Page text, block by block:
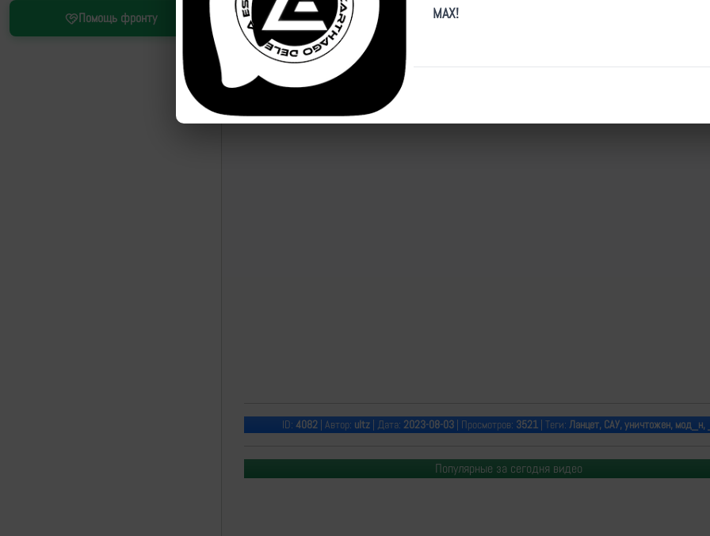
Помощь фронту
Уничтожение соседней Гвоздики:
https://lostarmour.info/news/udar-lanceta-po-sau-2c1-
svatovskom-napravlenii
ID: 4082| Автор: ultz| Дата: 2023-08-03| Просмотров: 3521| Теги: Ланцет, САУ, уничтожен, мод_н,
Популярные за сегодня видео
MAX!